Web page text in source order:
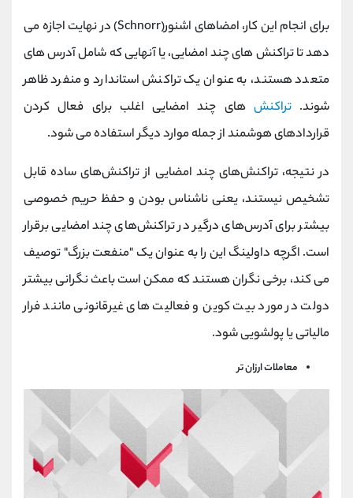
برای انجام این کار، امضاهای اشنور(Schnorr) در نهایت اجازه می
دهد تا تراکنش های چند امضایی، یا آنهایی که شامل آدرس های
متعدد هستند، به عنوان یک تراکنش استاندارد و منفرد ظاهر
شوند.تراکنش های چند امضایی اغلب برای فعال کردن
قراردادهای هوشمند از جمله موارد دیگر استفاده می شود.
در نتیجه، تراکنش‌های چند امضایی از تراکنش‌های ساده قابل
تشخیص نیستند، یعنی ناشناس بودن و حفظ حریم خصوصی
بیشتر برای آدرس‌های درگیر در تراکنش‌های چند امضایی برقرار
است. اگرچه داولینگ این را به عنوان یک "منفعت بزرگ" توصیف
می کند، برخی نگران هستند که ممکن است باعث نگرانی بیشتر
دولت در مورد بیت کوین و فعالیت های غیرقانونی مانند فرار
مالیاتی یا پولشویی شود.
معاملات ارزان تر